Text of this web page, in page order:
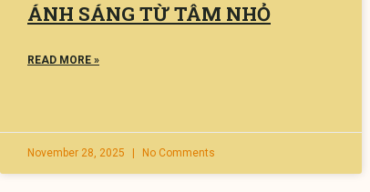
ÁNH SÁNG TỪ TÂM NHỎ
READ MORE »
November 28, 2025 No Comments